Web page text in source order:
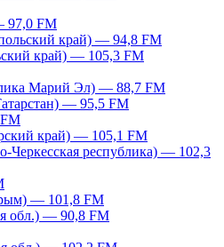
97,0 FM
край) — 94,8 FM
край) — 105,3 FM
Марий Эл) — 88,7 FM
— 95,5 FM
край) — 105,1 FM
Черкесская республика) — 102,3
— 101,8 FM
обл.) — 90,8 FM